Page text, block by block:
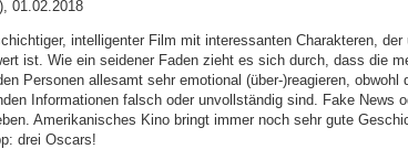
), 01.02.2018
intelligenter Film mit interessanten Charakteren, der
ist. Wie ein seidener Faden zieht es sich durch, dass die
Personen allesamt sehr emotional (über-)reagieren, obwohl
Informationen falsch oder unvollständig sind. Fake News
Amerikanisches Kino bringt immer noch sehr gute
drei Oscars!